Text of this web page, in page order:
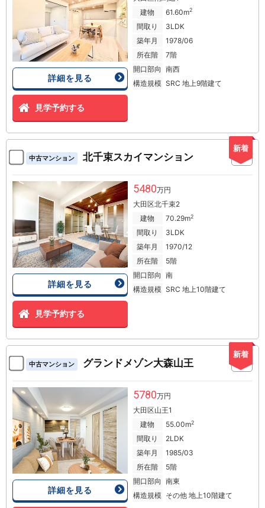
詳細を見る
見学予約する
建物
61.60m2
間取り
3LDK
築年月
1978/06
所在階
7階
開口部向 南西
構造規模 SRC 地上9階建て
新着
中古マンション 北千束スカイマンション
詳細を見る
見学予約する
5480万円
大田区北千束2
建物
70.29m2
間取り
3LDK
築年月
1970/12
所在階
5階
開口部向 南
構造規模 SRC 地上10階建て
新着
中古マンション グランドメゾン大森山王
詳細を見る
5780万円
大田区山王1
建物
55.00m2
間取り
2LDK
築年月
1985/03
所在階
5階
開口部向 南東
構造規模 その他 地上10階建て